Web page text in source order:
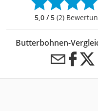
5,0 / 5 (2)
Butterbohnen-